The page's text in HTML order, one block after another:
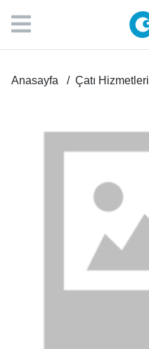
Anasayfa Çatı Hizmetleri